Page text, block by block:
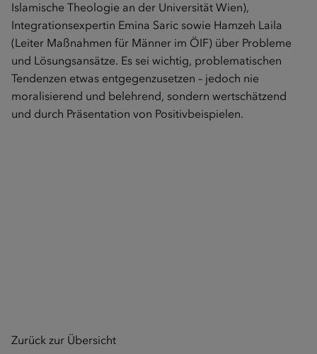
Islamische Theologie an der Universität Wien),
Integrationsexpertin Emina Saric sowie Hamzeh Laila
(Leiter Maßnahmen für Männer im ÖIF) über Probleme
und Lösungsansätze. Es sei wichtig, problematischen
Tendenzen etwas entgegenzusetzen – jedoch nie
moralisierend und belehrend, sondern wertschätzend
und durch Präsentation von Positivbeispielen.
Zurück zur Übersicht